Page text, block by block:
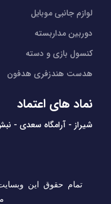
لوازم جانبی موبایل
دوربین مداربسته
کنسول بازی و دسته
هدست هندزفری هدفون
نماد های اعتماد
شیراز - آرامگاه سعدی - نبش کوچه 13-
تمام حقوق این وبسایت